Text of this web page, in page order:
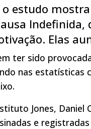
estudo
Indefinida,
Elas
ter sido
nas estatísticas
Jones, Daniel
e